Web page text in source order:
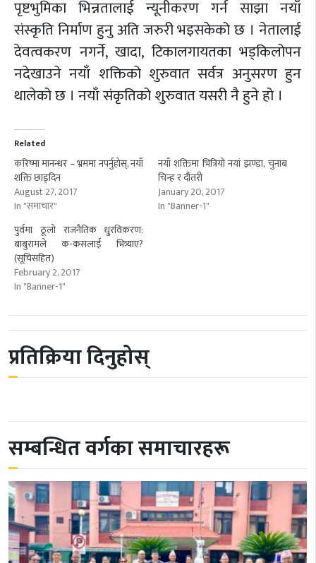
पृष्टभुमिका भिन्नतालाई न्यूनीकरण गर्न साझा नयाँ
संस्कृति निर्माण हुनु अति जरुरी भइसकेको छ । नेतालाई
देवत्वकरण नगर्ने, खादा, टिकालगायतका भड्किलोपन
नदेखाउने नयाँ शक्तिको शुरुवात सर्वत्र अनुसरण हुन
थालेको छ । नयाँ संकृतिको शुरुवात यसरी नै हुने हो ।
Related
करिष्मा मानन्धर – भ्रममा नपर्नुहोस्, नयाँ
शक्ति छाड्दिन
August 27, 2017
In "समाचार"
नयाँ शक्तिमा भित्रियो नयां झण्डा, चुनाब
चिन्ह र दौंतरी
January 20, 2017
In "Banner-1"
पुर्वमा ठूलो राजनैतिक धु्रविकरण:
बाबुरामले क-कसलाई भित्र्याए?
(सूचिसहित)
February 2, 2017
In "Banner-1"
प्रतिक्रिया दिनुहोस्
सम्बन्धित वर्गका समाचारहरू